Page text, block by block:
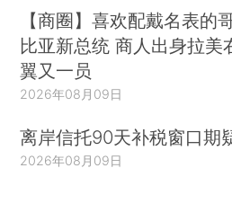
【商圈】喜欢配戴名表的
比亚新总统 商人出身拉美
翼又一员
2026年08月09日
离岸信托90天补税窗口期
2026年08月09日